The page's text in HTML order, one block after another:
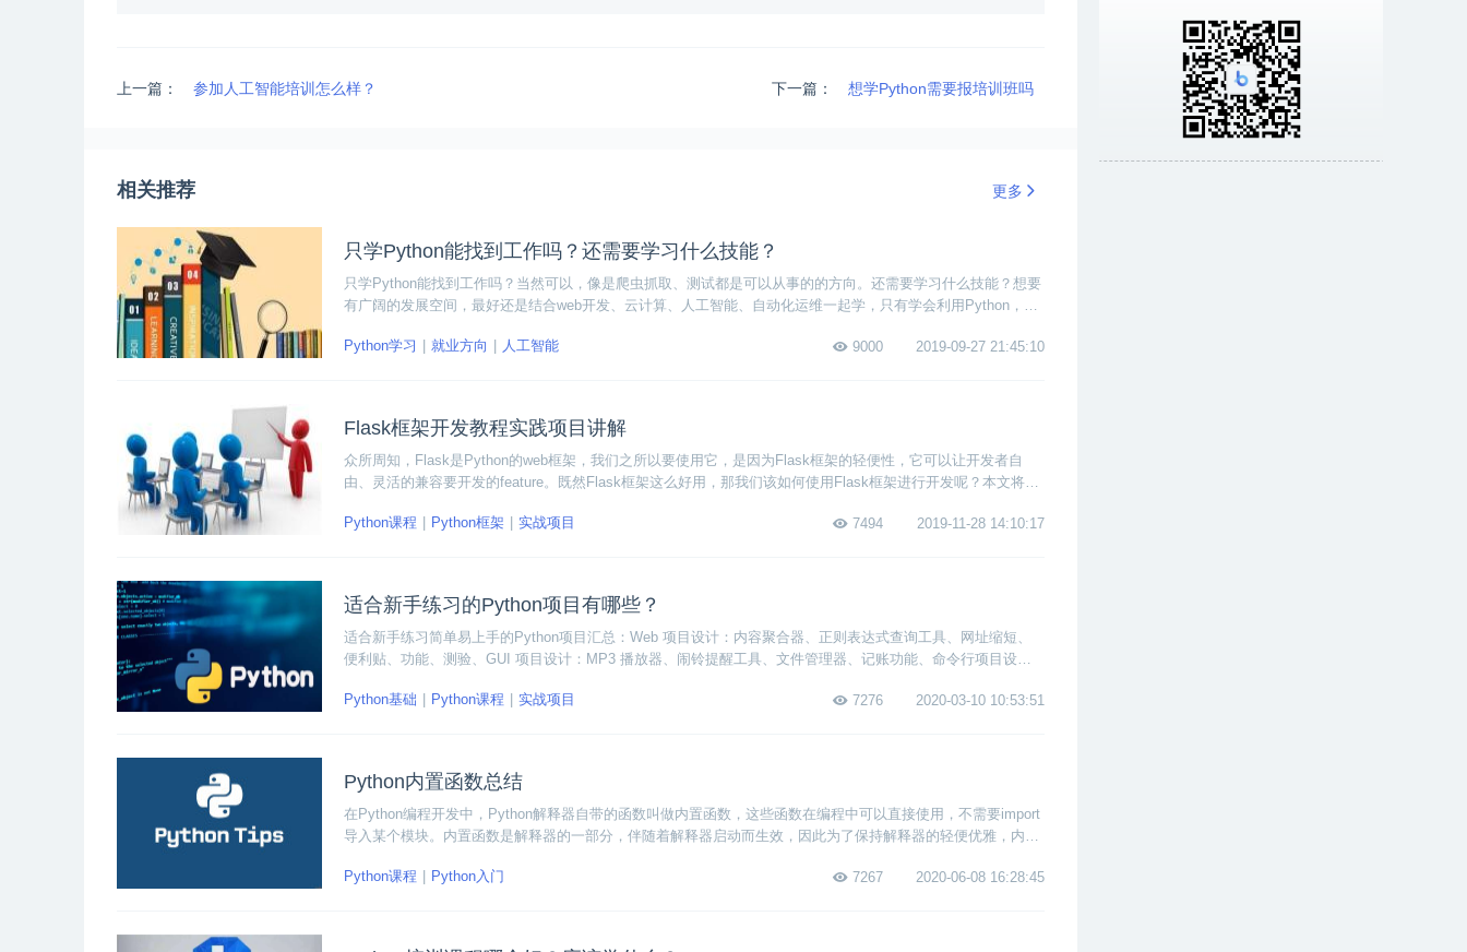
上一篇： 参加人工智能培训怎么样？ 下一篇： 想学Python需要报培训班吗
相关推荐 更多
只学Python能找到工作吗？还需要学习什么技能？
只学Python能找到工作吗？当然可以，像是爬虫抓取、测试都是可以从事的的方向。还需要学习什么技能？想要
有广阔的发展空间，最好还是结合web开发、云计算、人工智能、自动化运维一起学，只有学会利用Python，把
9000
2019-09-27 21:45:10
Python学习 就业方向 人工智能
Flask框架开发教程实践项目讲解
众所周知，Flask是Python的web框架，我们之所以要使用它，是因为Flask框架的轻便性，它可以让开发者自
由、灵活的兼容要开发的feature。既然Flask框架这么好用，那我们该如何使用Flask框架进行开发呢？本文将向
带大家用Flask框架完成智能租房项目的搭建。
7494 2019-11-28 14:10:17
Python课程 Python框架 实战项目
适合新手练习的Python项目有哪些？
适合新手练习简单易上手的Python项目汇总：Web 项目设计：内容聚合器、正则表达式查询工具、网址缩短、
便利贴、功能、测验、GUI 项目设计：MP3 播放器、闹铃提醒工具、文件管理器、记账功能、命令行项目设
7276
2020-03-10 10:53:51
Python基础 Python课程 实战项目
Python内置函数总结
在Python编程开发中，Python解释器自带的函数叫做内置函数，这些函数在编程中可以直接使用，不需要import
导入某个模块。内置函数是解释器的一部分，伴随着解释器启动而生效，因此为了保持解释器的轻便优雅，内置
7267
2020-06-08 16:28:45
Python课程 Python入门